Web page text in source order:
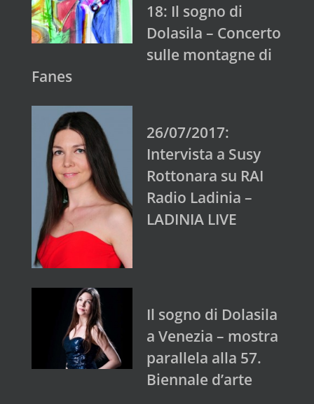
18: Il sogno di
Dolasila – Concerto
sulle montagne di
Fanes
26/07/2017:
Intervista a Susy
Rottonara su RAI
Radio Ladinia –
LADINIA LIVE
Il sogno di Dolasila
a Venezia – mostra
parallela alla 57.
Biennale d’arte